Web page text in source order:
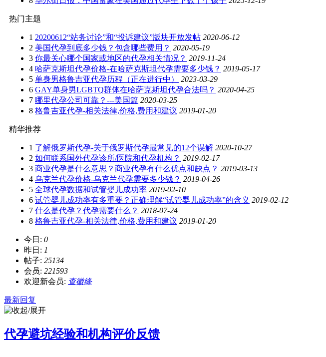
热门主题
1 20200612“站务讨论”和“投诉建议”版块开放发帖 2020-06-12
2 美国代孕到底多少钱？包含哪些费用？ 2020-05-19
3 你最关心哪个国家或地区的代孕相关情况？ 2019-11-24
4 哈萨克斯坦代孕价格-在哈萨克斯坦代孕需要多少钱？ 2019-05-17
5 单身男格鲁吉亚代孕历程（正在进行中）
2023-03-29
6 GAY单身男LGBTQ群体在哈萨克斯坦代孕合法吗？ 2020-04-25
7 哪里代孕公司可靠？---美国篇 2020-03-25
8 格鲁吉亚代孕-相关法律,价格,费用和建议 2019-01-20
精华推荐
1 了解俄罗斯代孕-关于俄罗斯代孕最常见的12个误解 2020-10-27
2 如何联系国外代孕诊所/医院和代孕机构？ 2019-02-17
3 商业代孕是什么意思？商业代孕有什么优点和缺点？ 2019-03-13
4 乌克兰代孕价格-乌克兰代孕需要多少钱？ 2019-04-26
5 全球代孕数据和试管婴儿成功率 2019-02-10
6 试管婴儿成功率有多重要？正确理解“试管婴儿成功率”的含义 2019-02-12
7 什么是代孕？代孕需要什么？ 2018-07-24
8 格鲁吉亚代孕-相关法律,价格,费用和建议 2019-01-20
今日: 0
昨日: 1
帖子: 25134
会员: 221593
欢迎新会员: 查徽绛
最新回复
代孕避坑经验和机构评价反馈